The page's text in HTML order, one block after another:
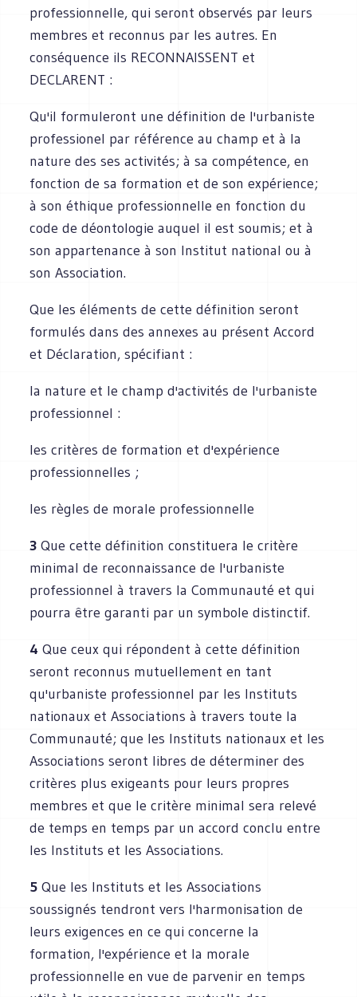
professionnelle, qui seront observés par leurs
membres et reconnus par les autres. En
conséquence ils RECONNAISSENT et
DECLARENT :
Qu'il formuleront une définition de l'urbaniste
professionel par référence au champ et à la
nature des ses activités; à sa compétence, en
fonction de sa formation et de son expérience;
à son éthique professionnelle en fonction du
code de déontologie auquel il est soumis; et à
son appartenance à son Institut national ou à
son Association.
Que les éléments de cette définition seront
formulés dans des annexes au présent Accord
et Déclaration, spécifiant :
la nature et le champ d'activités de l'urbaniste
professionnel :
les critères de formation et d'expérience
professionnelles ;
les règles de morale professionnelle
3 Que cette définition constituera le critère
minimal de reconnaissance de l'urbaniste
professionnel à travers la Communauté et qui
pourra être garanti par un symbole distinctif.
4 Que ceux qui répondent à cette définition
seront reconnus mutuellement en tant
qu'urbaniste professionnel par les Instituts
nationaux et Associations à travers toute la
Communauté; que les Instituts nationaux et les
Associations seront libres de déterminer des
critères plus exigeants pour leurs propres
membres et que le critère minimal sera relevé
de temps en temps par un accord conclu entre
les Instituts et les Associations.
5 Que les Instituts et les Associations
soussignés tendront vers l'harmonisation de
leurs exigences en ce qui concerne la
formation, l'expérience et la morale
professionnelle en vue de parvenir en temps